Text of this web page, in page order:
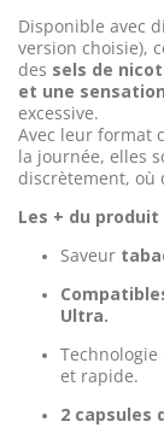
Disponible avec
version choisie),
des sels de
et une
excessive.
Avec leur format
la journée, elles
discrètement, où
Les + du produit
Saveur
Ultra.
Technologie
et rapide.
2 capsules